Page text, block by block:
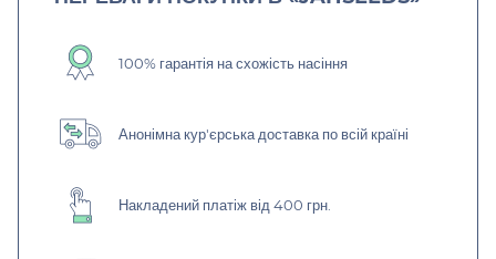
100% гарантія на схожість насіння
Анонімна кур'єрська доставка по всій країні
Накладений платіж від 400 грн.